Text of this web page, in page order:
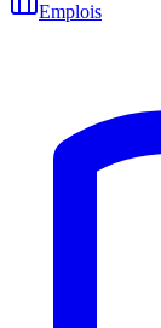
Emplois